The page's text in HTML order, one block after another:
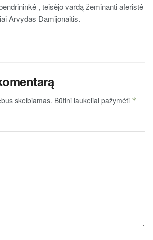
, teisėjo vardą žeminanti aferistė
Arvydas Damijonaitis.
skelbiamas. Būtini laukeliai pažymėti *